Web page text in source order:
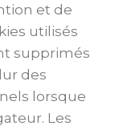
et de
utilisés
supprimés
des
lorsque
Les